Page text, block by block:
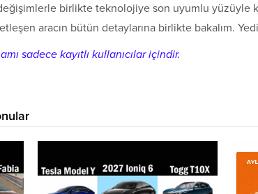
birlikte teknolojiye son uyumlu yüzüyle
aracın bütün detaylarına birlikte bakalım.
sadece kayıtlı kullanıcılar içindir.